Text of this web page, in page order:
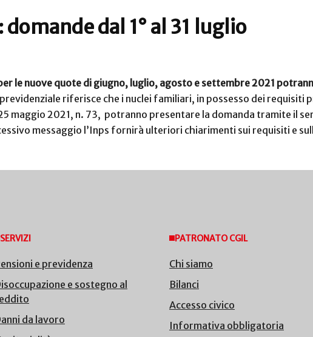
dal 1° al 31 luglio
le nuove quote di giugno, luglio, agosto e settembre 2021
riferisce che i nuclei familiari, in possesso dei requisiti
maggio 2021, n. 73, potranno presentare la domanda tramite il
messaggio l’Inps fornirà ulteriori chiarimenti sui requisiti e
SERVIZI
e previdenza
e sostegno al
da lavoro
PATRONATO CGIL
Chi siamo
Bilanci
Accesso civico
Informativa obbligatoria